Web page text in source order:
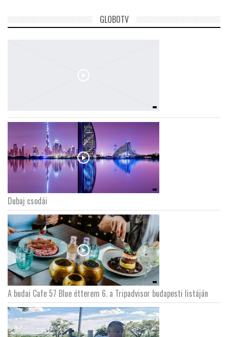
GLOBOTV
Dubaj csodái
A budai Cafe 57 Blue étterem 6. a Tripadvisor budapesti listáján